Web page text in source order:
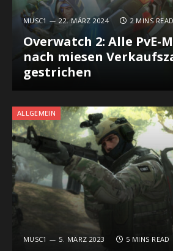
MUSC1 22. MÄRZ 2024 2 MINS
Overwatch 2: Alle PvE-
nach miesen
gestrichen
ALLGEMEIN
MUSC1 5. MÄRZ 2023 5 MINS READ